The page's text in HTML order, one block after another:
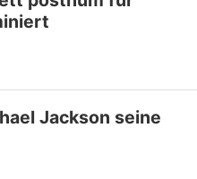
Jackson seine